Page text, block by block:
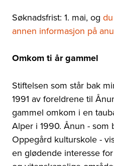
Søknadsfrist: 1. mai, og
annen informasjon på
Omkom ti år gammel
Stiftelsen som står bak
1991 av foreldrene til
gammel omkom i en
Alper i 1990. Ånun - som
Oppegård kulturskole -
en glødende interesse